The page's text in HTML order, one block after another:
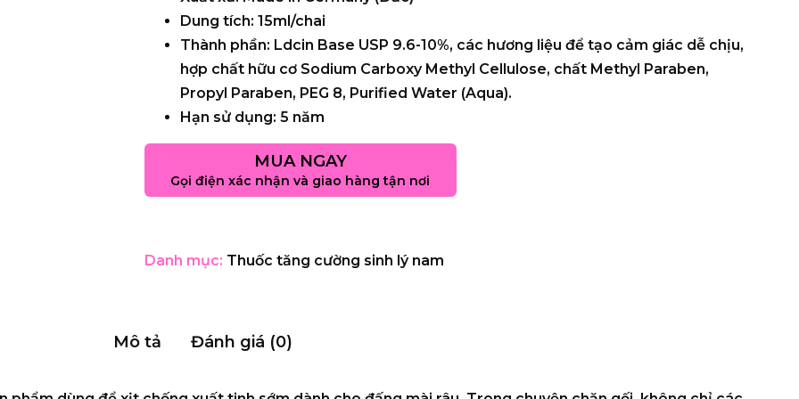
Dung tích: 15ml/chai
Thành phần: Ldcin Base USP 9.6-10%, các hương liệu để tạo cảm giác dễ chịu,
hợp chất hữu cơ Sodium Carboxy Methyl Cellulose, chất Methyl Paraben,
Propyl Paraben, PEG 8, Purified Water (Aqua).
Hạn sử dụng: 5 năm
MUA NGAY
Gọi điện xác nhận và giao hàng tận nơi
Danh mục: Thuốc tăng cường sinh lý nam
Mô tả Đánh giá (0)